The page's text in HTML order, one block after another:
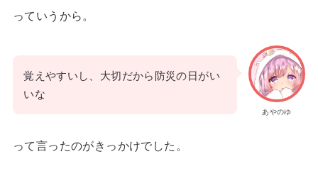
っていうから。
あやのゆ
覚えやすいし、大切だから防災の日がい
いな
って言ったのがきっかけでした。